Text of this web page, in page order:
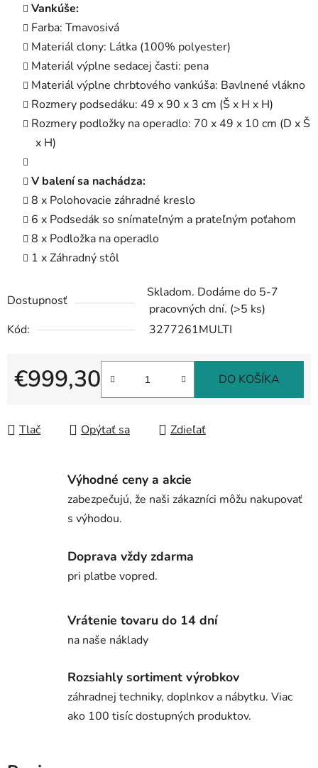
Vankúše:
Farba: Tmavosivá
Materiál clony: Látka (100% polyester)
Materiál výplne sedacej časti: pena
Materiál výplne chrbtového vankúša: Bavlnené vlákno
Rozmery podsedáku: 49 x 90 x 3 cm (Š x H x H)
Rozmery podložky na operadlo: 70 x 49 x 10 cm (D x Š
x H)
V balení sa nachádza:
8 x Polohovacie záhradné kreslo
6 x Podsedák so snímateľným a prateľným poťahom
8 x Podložka na operadlo
1 x Záhradný stôl
Dostupnosť
Skladom. Dodáme do 5-7
pracovných dní. (>5 ks)
Kód:
3277261MULTI
€999,30 DO KOŠÍKA
Tlač Opýtať sa Zdieľať
Výhodné ceny a akcie
zabezpečujú, že naši zákazníci môžu nakupovať
s výhodou.
Doprava vždy zdarma
pri platbe vopred.
Vrátenie tovaru do 14 dní
na naše náklady
Rozsiahly sortiment výrobkov
záhradnej techniky, doplnkov a nábytku. Viac
ako 100 tisíc dostupných produktov.